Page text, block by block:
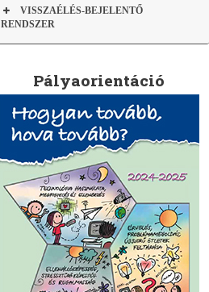
VISSZAÉLÉS-BEJELENTŐ
RENDSZER
Pályaorientáció